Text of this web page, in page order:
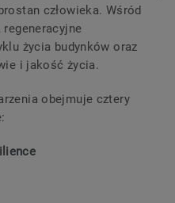
człowieka. Wśród
życia budynków oraz
i jakość życia.
obejmuje cztery